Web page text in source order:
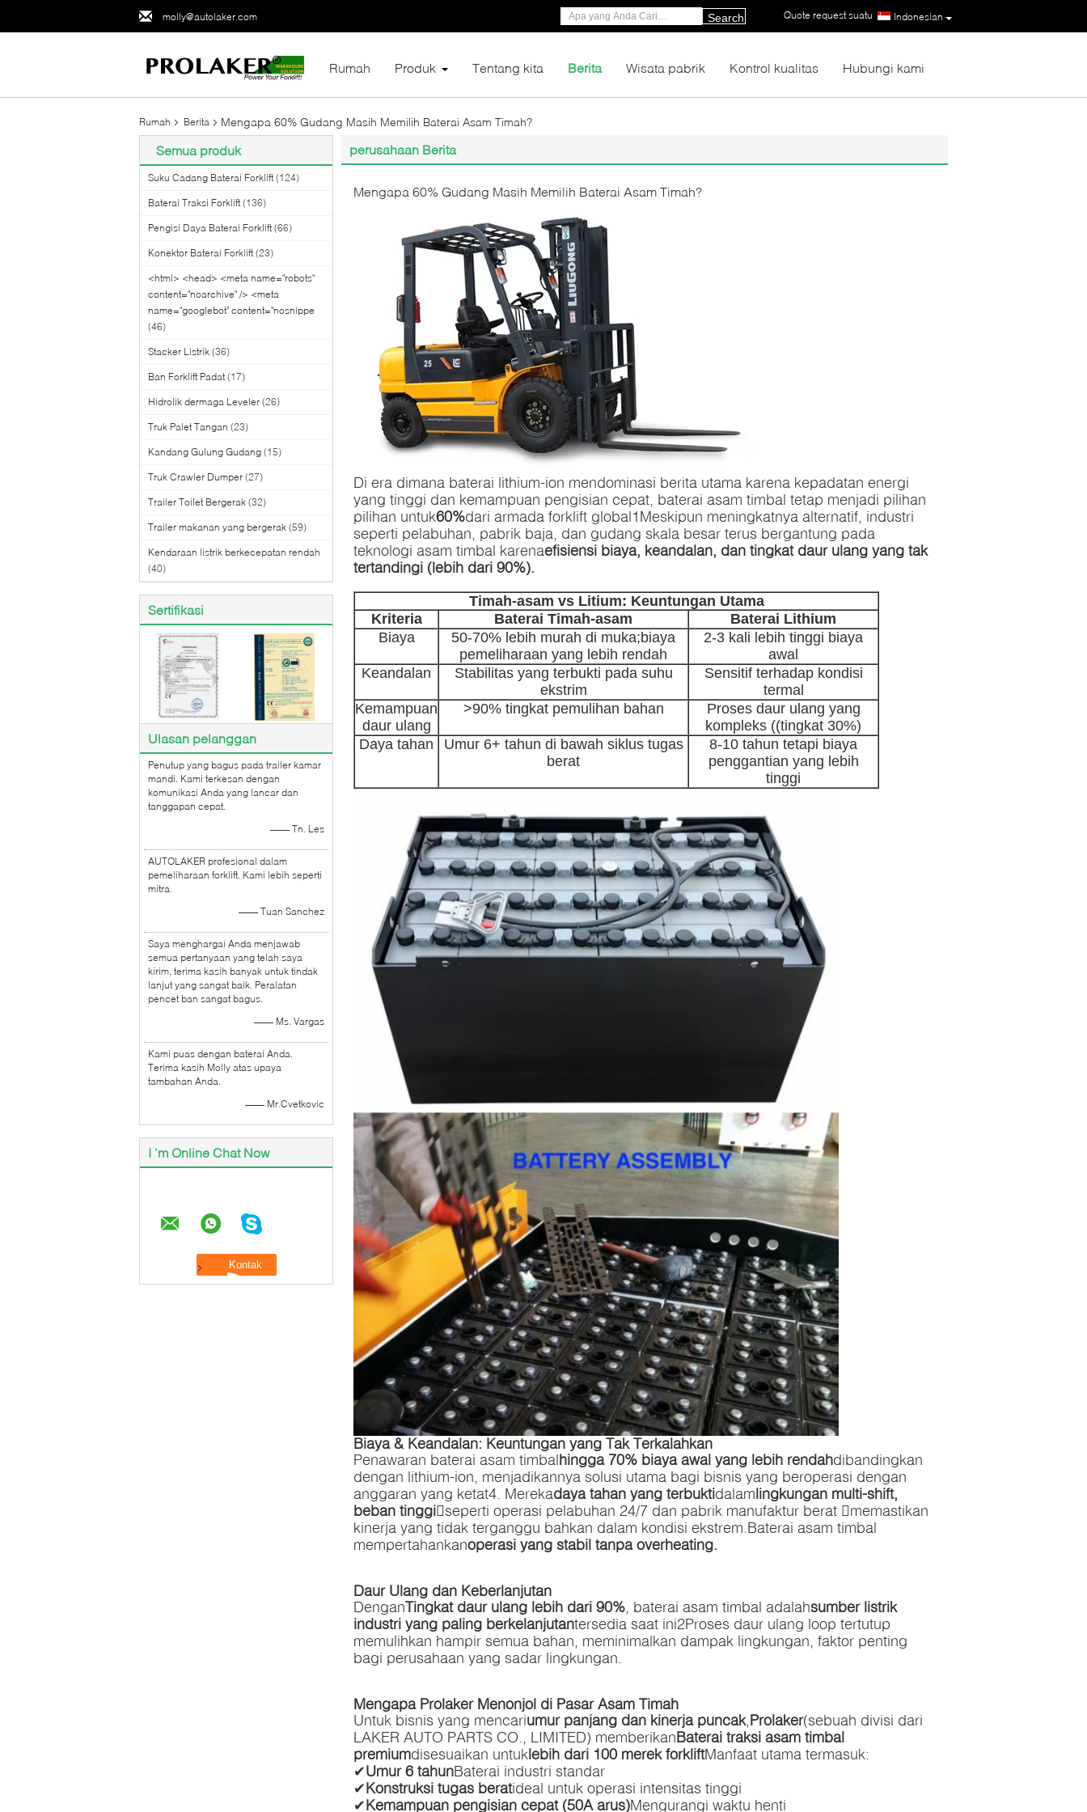
molly@autolaker.com Indonesian
Quote request suatu |
Search
Rumah Produk Tentang kita Berita Wisata pabrik Kontrol kualitas Hubungi kami
Rumah Berita Mengapa 60% Gudang Masih Memilih Baterai Asam Timah?
Semua produk
Suku Cadang Baterai Forklift (124)
Baterai Traksi Forklift (136)
Pengisi Daya Baterai Forklift (66)
Konektor Baterai Forklift (23)
<html> <head> <meta name="robots"
content="noarchive" /> <meta
name="googlebot" content="nosnippe
(46)
Stacker Listrik (36)
Ban Forklift Padat (17)
Hidrolik dermaga Leveler (26)
Truk Palet Tangan (23)
Kandang Gulung Gudang (15)
Truk Crawler Dumper (27)
Trailer Toilet Bergerak (32)
Trailer makanan yang bergerak (59)
Kendaraan listrik berkecepatan rendah
(40)
Sertifikasi
Ulasan pelanggan
Penutup yang bagus pada trailer kamar
mandi. Kami terkesan dengan
komunikasi Anda yang lancar dan
tanggapan cepat.
—— Tn. Les
AUTOLAKER profesional dalam
pemeliharaan forklift. Kami lebih seperti
mitra.
—— Tuan Sanchez
Saya menghargai Anda menjawab
semua pertanyaan yang telah saya
kirim, terima kasih banyak untuk tindak
lanjut yang sangat baik. Peralatan
pencet ban sangat bagus.
—— Ms. Vargas
Kami puas dengan baterai Anda.
Terima kasih Molly atas upaya
tambahan Anda.
—— Mr.Cvetkovic
I 'm Online Chat Now
perusahaan Berita
Mengapa 60% Gudang Masih Memilih Baterai Asam Timah?
Di era dimana baterai lithium-ion mendominasi berita utama karena kepadatan energi
yang tinggi dan kemampuan pengisian cepat, baterai asam timbal tetap menjadi pilihan
pilihan untuk60%dari armada forklift global1Meskipun meningkatnya alternatif, industri
seperti pelabuhan, pabrik baja, dan gudang skala besar terus bergantung pada
teknologi asam timbal karenaefisiensi biaya, keandalan, dan tingkat daur ulang yang tak
tertandingi (lebih dari 90%).
Timah-asam vs Litium: Keuntungan Utama
Kriteria
Baterai Timah-asam
Baterai Lithium
Biaya
50-70% lebih murah di muka;biaya
pemeliharaan yang lebih rendah
2-3 kali lebih tinggi biaya
awal
Keandalan
Stabilitas yang terbukti pada suhu
ekstrim
Sensitif terhadap kondisi
termal
Kemampuan
daur ulang
>90% tingkat pemulihan bahan
Proses daur ulang yang
kompleks ((tingkat 30%)
Daya tahan
Umur 6+ tahun di bawah siklus tugas
berat
8-10 tahun tetapi biaya
penggantian yang lebih
tinggi
Biaya & Keandalan: Keuntungan yang Tak Terkalahkan
Penawaran baterai asam timbalhingga 70% biaya awal yang lebih rendahdibandingkan
dengan lithium-ion, menjadikannya solusi utama bagi bisnis yang beroperasi dengan
anggaran yang ketat4 . Merekadaya tahan yang terbuktidalamlingkungan multi-shift,
beban tinggiseperti operasi pelabuhan 24/7 dan pabrik manufaktur berat memastikan
kinerja yang tidak terganggu bahkan dalam kondisi ekstrem.Baterai asam timbal
mempertahankanoperasi yang stabil tanpa overheating.
Daur Ulang dan Keberlanjutan
DenganTingkat daur ulang lebih dari 90% , baterai asam timbal adalahsumber listrik
industri yang paling berkelanjutantersedia saat ini2Proses daur ulang loop tertutup
memulihkan hampir semua bahan, meminimalkan dampak lingkungan, faktor penting
bagi perusahaan yang sadar lingkungan.
Mengapa Prolaker Menonjol di Pasar Asam Timah
Untuk bisnis yang mencariumur panjang dan kinerja puncak, Prolaker(sebuah divisi dari
LAKER AUTO PARTS CO., LIMITED) memberikanBaterai traksi asam timbal
premiumdisesuaikan untuklebih dari 100 merek forkliftManfaat utama termasuk:
✔Umur 6 tahunBaterai industri standar
✔Konstruksi tugas beratideal untuk operasi intensitas tinggi
✔Kemampuan pengisian cepat (50A arus)Mengurangi waktu henti